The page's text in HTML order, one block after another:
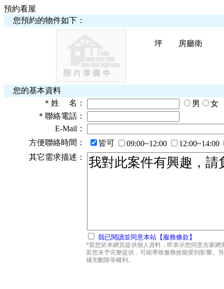
預約看屋
您預約的物件如下：
坪 房廳衛
您的基本資料
＊ 姓 名： 男
女
＊ 聯絡電話：
E-Mail：
方便聯絡時間：
皆可 09:00~12:00
12:00~14:00
其它需求描述：
我已閱讀並同意本站【服務條款】
*當您於本網頁提供個人資料，即表示您同意吉家
若您未予完整提供，可能導致服務效能受到影響。
補充刪除等權利。